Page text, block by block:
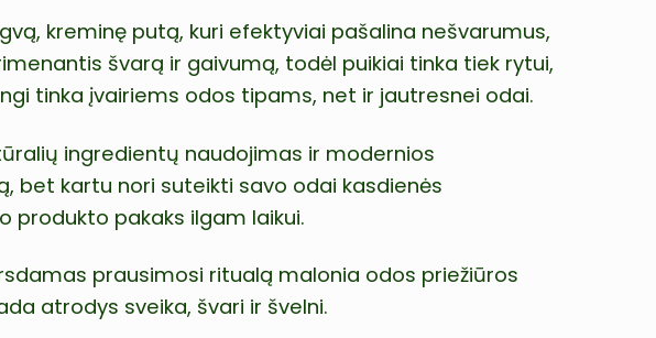
kreminę putą, kuri efektyviai pašalina nešvarumus,
švarą ir gaivumą, todėl puikiai tinka tiek rytui,
tinka įvairiems odos tipams, net ir jautresnei odai.
ingredientų naudojimas ir modernios
bet kartu nori suteikti savo odai kasdienės
produkto pakaks ilgam laikui.
prausimosi ritualą malonia odos priežiūros
atrodys sveika, švari ir švelni.